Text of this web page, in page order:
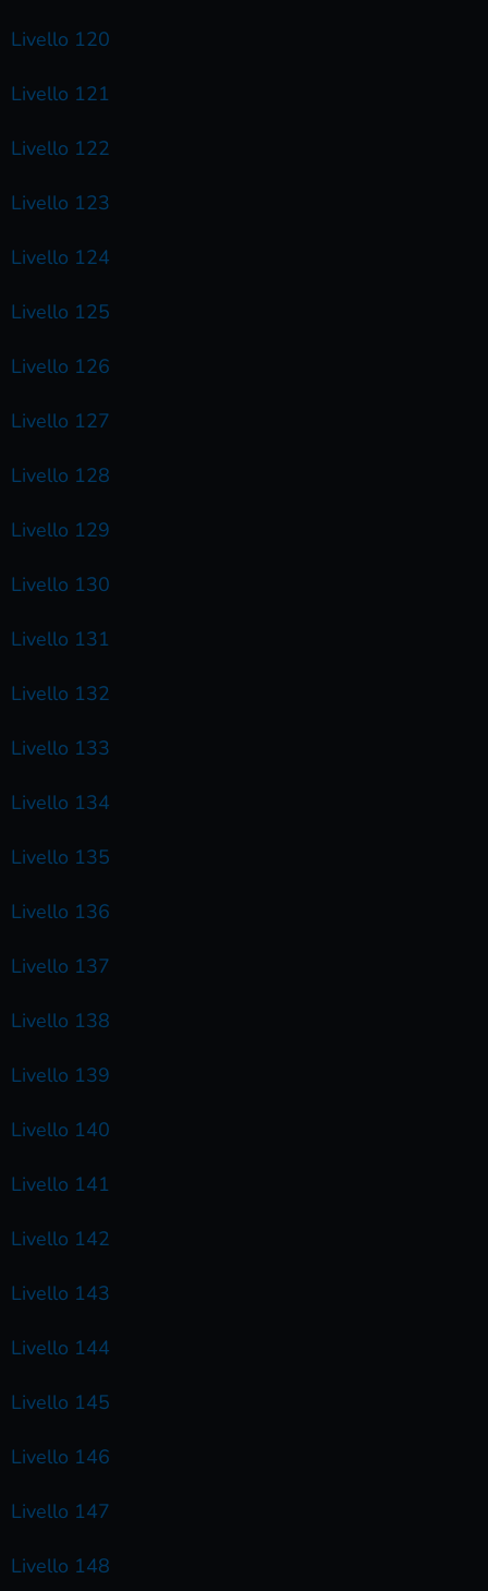
Livello 120
Livello 121
Livello 122
Livello 123
Livello 124
Livello 125
Livello 126
Livello 127
Livello 128
Livello 129
Livello 130
Livello 131
Livello 132
Livello 133
Livello 134
Livello 135
Livello 136
Livello 137
Livello 138
Livello 139
Livello 140
Livello 141
Livello 142
Livello 143
Livello 144
Livello 145
Livello 146
Livello 147
Livello 148